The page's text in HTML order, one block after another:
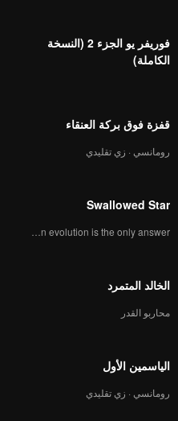
Tofu Soup
Carp Geng
Wrapped Fish Zha
Liver Biluo with
Zhuyu Sauce
Episode 12: Ghee-
Cream Baoluo
فوريفر يو الجزء 2 (النسخة
الكاملة)
قفزة فوق بركة العنقاء
رومانسي · زي تقليدي
Swallowed Star
Human evolution is the only answer.
الخالد المتمرد
محاربو القدر
الياسمين الأول
رومانسي · زي تقليدي